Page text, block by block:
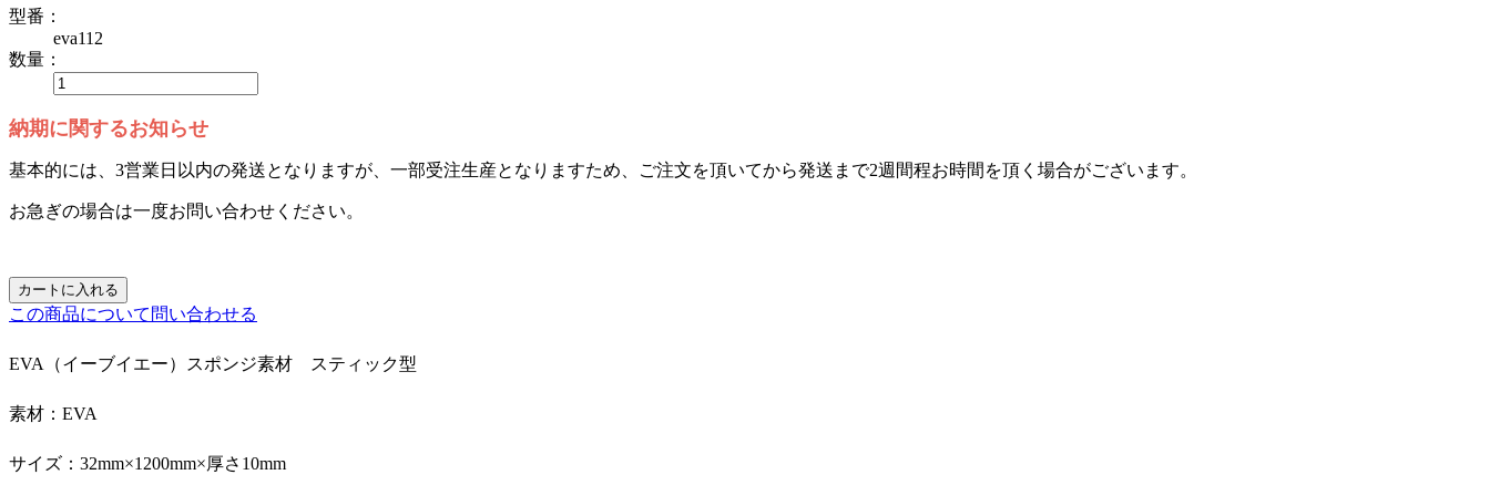
型番：
eva112
数量：
納期に関するお知らせ
基本的には、3営業日以内の発送となりますが、一部受注生産となりますため、ご注文を頂いてから発送まで2週間程お時間を頂く場合がございます。
お急ぎの場合は一度お問い合わせください。
カートに入れる
この商品について問い合わせる
EVA（イーブイエー）スポンジ素材 スティック型
素材：EVA
サイズ：32mm×1200mm×厚さ10mm